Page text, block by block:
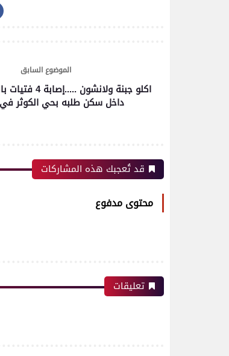
الموضوع السابق
اكلو جبنة
داخل سكن طلبه بحي الكوثر
قد تُعجبك هذه المشاركات
محتوى مدفوع
تعليقات